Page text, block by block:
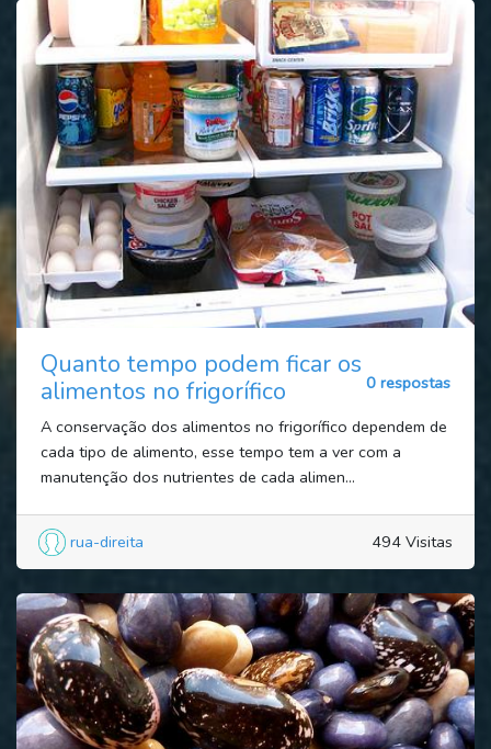
Quanto tempo podem ficar os
alimentos no frigorífico
0 respostas
A conservação dos alimentos no frigorífico dependem de
cada tipo de alimento, esse tempo tem a ver com a
manutenção dos nutrientes de cada alimen...
rua-direita 494 Visitas